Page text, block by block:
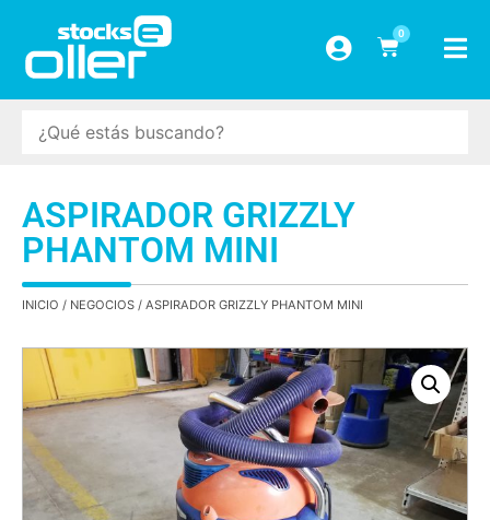
0
ASPIRADOR GRIZZLY
PHANTOM MINI
INICIO / NEGOCIOS / ASPIRADOR GRIZZLY PHANTOM MINI